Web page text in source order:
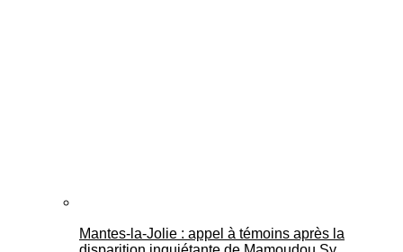
Mantes-la-Jolie : appel à témoins après la